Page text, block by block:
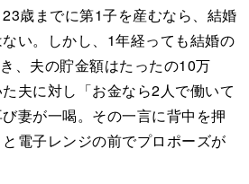
歳までに第1子を産むなら、結婚
い。しかし、1年経っても結婚の
、夫の貯金額はたったの10万
夫に対し「お金なら2人で働いて
妻が一喝。その一言に背中を押
電子レンジの前でプロポーズが